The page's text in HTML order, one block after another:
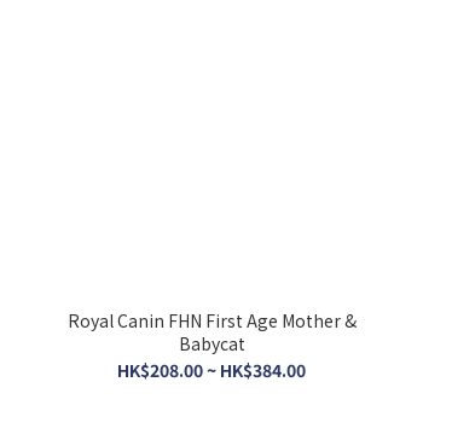
Royal Canin FHN First Age Mother &
Babycat
HK$208.00 ~ HK$384.00